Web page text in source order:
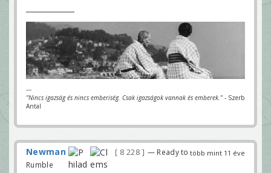
---
"Nincs igazság és nincs emberiség. Csak igazságok vannak és emberek." - Szerb
Antal
több mint 11 éve
Newman 8 228
— Ready to
Rumble